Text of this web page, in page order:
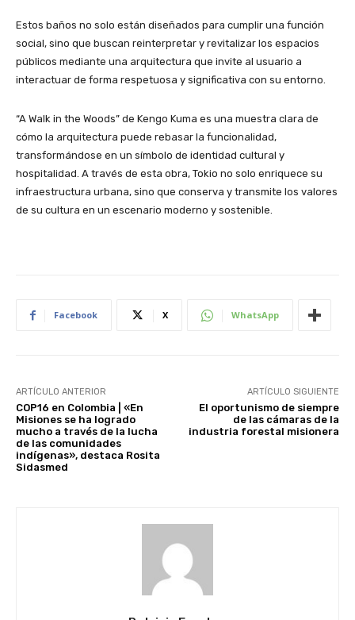
Estos baños no solo están diseñados para cumplir una función
social, sino que buscan reinterpretar y revitalizar los espacios
públicos mediante una arquitectura que invite al usuario a
interactuar de forma respetuosa y significativa con su entorno.
“A Walk in the Woods” de Kengo Kuma es una muestra clara de
cómo la arquitectura puede rebasar la funcionalidad,
transformándose en un símbolo de identidad cultural y
hospitalidad. A través de esta obra, Tokio no solo enriquece su
infraestructura urbana, sino que conserva y transmite los valores
de su cultura en un escenario moderno y sostenible.
Facebook X WhatsApp
ARTÍCULO ANTERIOR
COP16 en Colombia | «En
Misiones se ha logrado
mucho a través de la lucha
de las comunidades
indígenas», destaca Rosita
Sidasmed
ARTÍCULO SIGUIENTE
El oportunismo de siempre
de las cámaras de la
industria forestal misionera